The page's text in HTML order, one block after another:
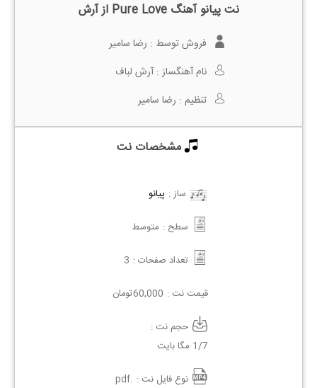
نت پیانو آهنگ Pure Love از آرش
فروش توسط : رضا سامیر
نام آهنگساز : آرش لباف
تنظیم : رضا سامیر
مشخصات نت
ساز : پیانو
سطح : متوسط
تعداد صفحات : 3
قیمت نت : 60,000تومان
حجم نت :
1/7 مگا بایت
نوع فایل نت : .pdf